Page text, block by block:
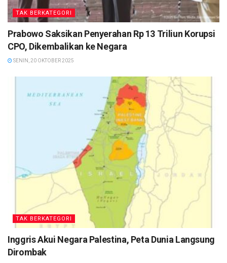
TAK BERKATEGORI
Prabowo Saksikan Penyerahan Rp 13 Triliun Korupsi
CPO, Dikembalikan ke Negara
SENIN, 20 OKTOBER 2025
TAK BERKATEGORI
Inggris Akui Negara Palestina, Peta Dunia Langsung
Dirombak